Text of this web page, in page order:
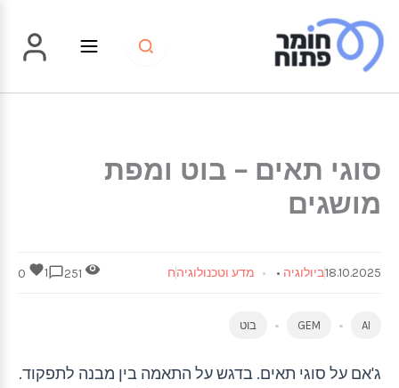
לתוכן
סוגי תאים – בוט ומפת
מושגים
18.10.2025ביולוגיה • מדע וטכנולוגיהח 1
AI
GEM בוט
ג'אם על סוגי תאים. בדגש על התאמה בין מבנה לתפקוד.